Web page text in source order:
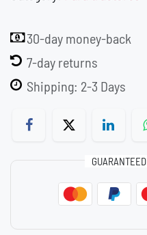
30-day money-back
7-day returns
Shipping: 2-3 Days
GUARANTEED